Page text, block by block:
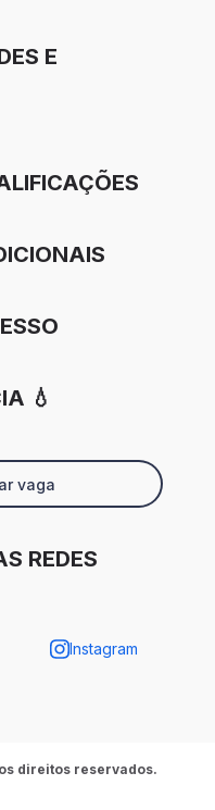
E
💧
vaga
REDES
Instagram
direitos reservados.